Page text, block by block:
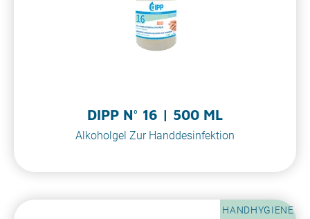
DIPP N° 16 | 500 ML
Alkoholgel Zur Handdesinfektion
HANDHYGIENE